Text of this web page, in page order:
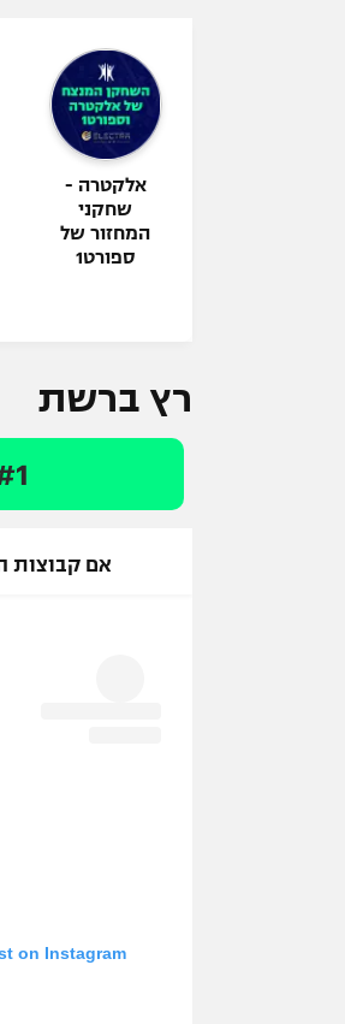
אלקטרה -
שחקני
המחזור של
ספורט1
רץ ברשת
אם קבוצות
on Instagram